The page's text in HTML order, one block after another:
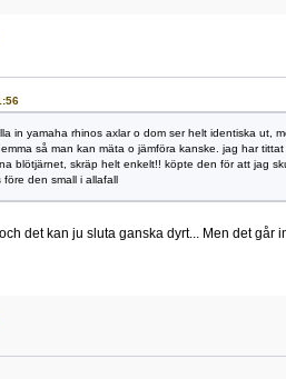
in yamaha rhinos axlar o dom ser helt identiska ut,
så man kan mäta o jämföra kanske. jag har
blötjärnet, skräp helt enkelt!! köpte den för att jag
den small i allafall
det kan ju sluta ganska dyrt... Men det går